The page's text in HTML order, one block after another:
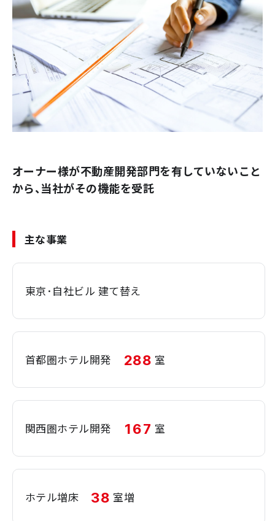
オーナー様が不動産開発部門を有していないこと
から、当社がその機能を受託
主な事業
東京･自社ビル 建て替え
首都圏ホテル開発 288 室
関西圏ホテル開発 167 室
ホテル増床 38 室増